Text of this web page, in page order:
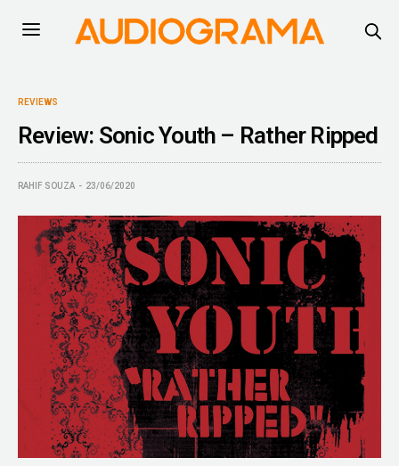
REVIEWS
Review: Sonic Youth – Rather Ripped
RAHIF SOUZA 23/06/2020